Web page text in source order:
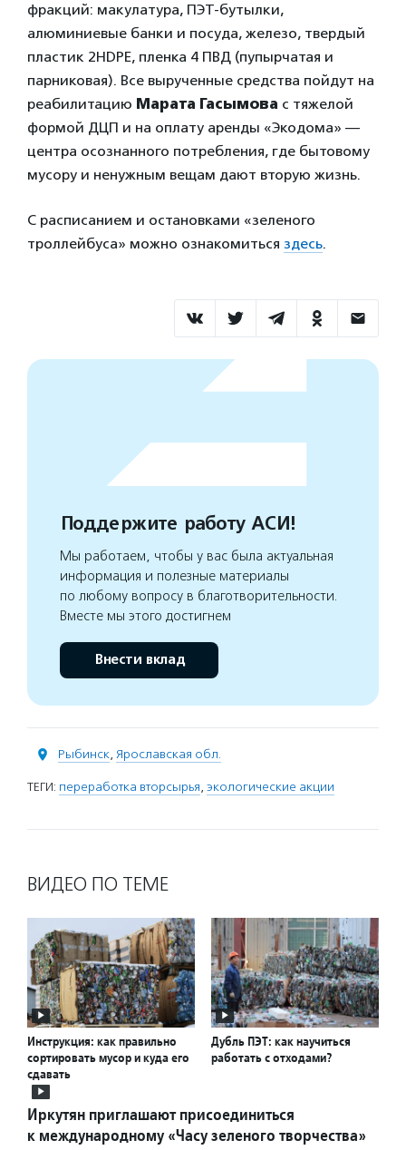
фракций: макулатура, ПЭТ-бутылки,
алюминиевые банки и посуда, железо, твердый
пластик 2HDPE, пленка 4 ПВД (пупырчатая и
парниковая). Все вырученные средства пойдут на
реабилитацию Марата Гасымова с тяжелой
формой ДЦП и на оплату аренды «Экодома» —
центра осознанного потребления, где бытовому
мусору и ненужным вещам дают вторую жизнь.
С расписанием и остановками «зеленого
троллейбуса» можно ознакомиться здесь.
Поддержите работу АСИ!
Мы работаем, чтобы у вас была актуальная
информация и полезные материалы
по любому вопросу в благотворительности.
Вместе мы этого достигнем
Внести вклад
Рыбинск, Ярославская обл.
ТЕГИ: переработка вторсырья, экологические акции
ВИДЕО ПО ТЕМЕ
Инструкция: как правильно
сортировать мусор и куда его
сдавать
Дубль ПЭТ: как научиться
работать с отходами?
Иркутян приглашают присоединиться
к международному «Часу зеленого творчества»